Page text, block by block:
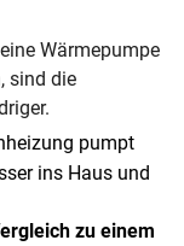
Wärmepumpe
sind die
pumpt
ins Haus und
zu einem